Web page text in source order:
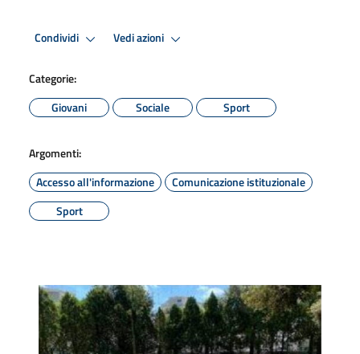
Condividi Vedi azioni
Categorie:
Giovani
Sociale Sport
Argomenti:
Accesso all'informazione
Comunicazione istituzionale
Sport